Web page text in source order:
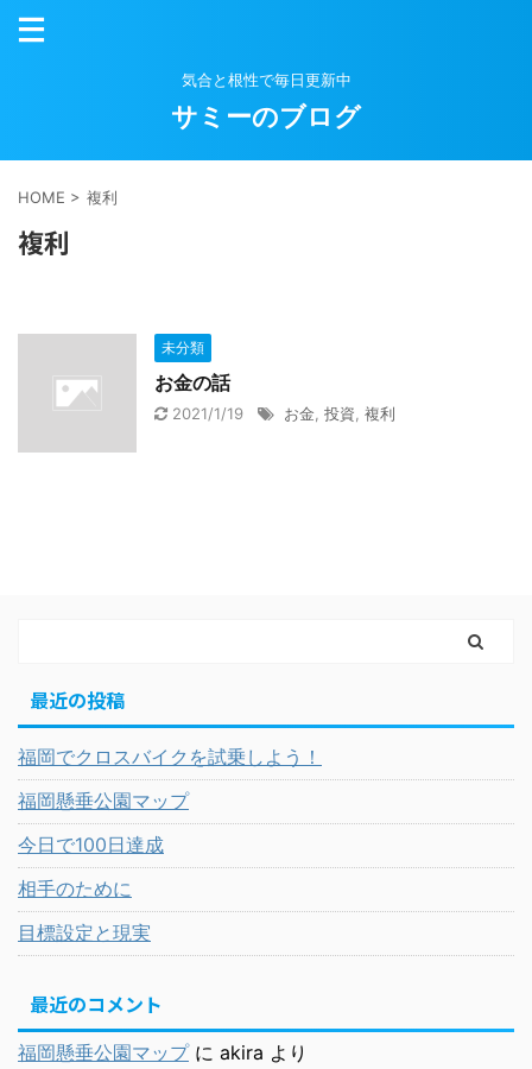
気合と根性で毎日更新中
サミーのブログ
HOME > 複利
複利
未分類
お金の話
2021/1/19 お金 投資 複利
最近の投稿
福岡でクロスバイクを試乗しよう！
福岡懸垂公園マップ
今日で100日達成
相手のために
目標設定と現実
最近のコメント
福岡懸垂公園マップに akira より